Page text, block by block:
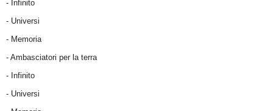
- Infinito
- Universi
- Memoria
- Ambasciatori per la terra
- Infinito
- Universi